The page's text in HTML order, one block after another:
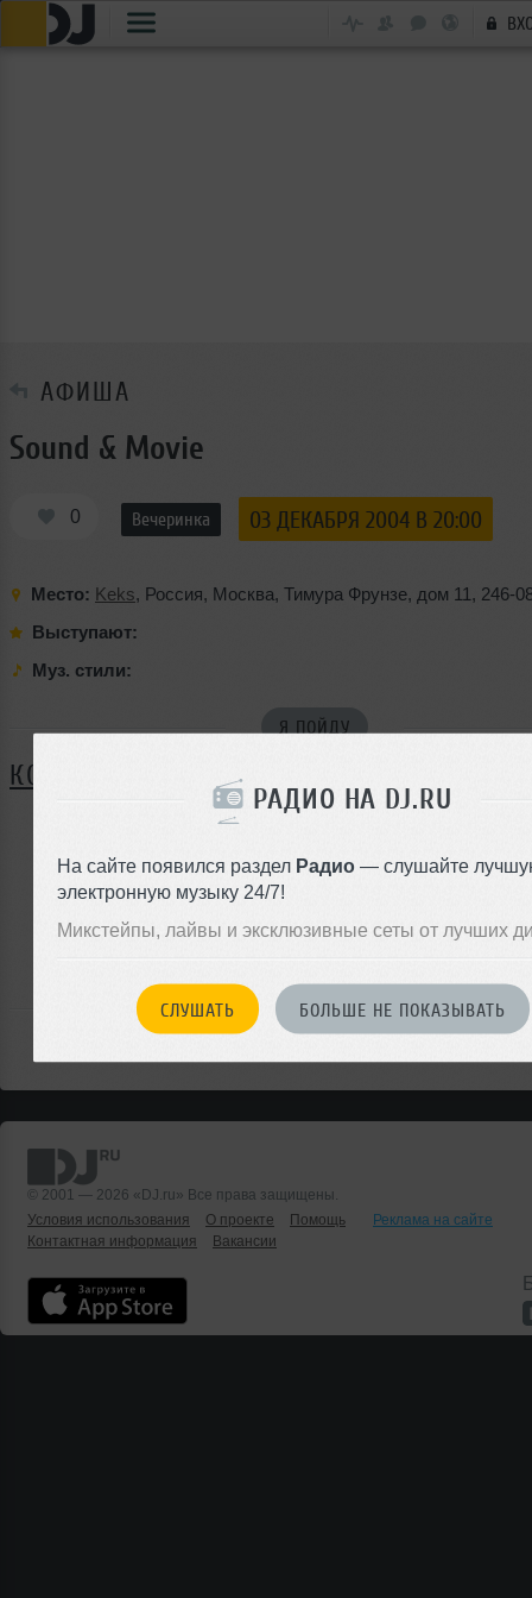
РАДИО НА DJ.RU
На сайте появился раздел Радио — слушайте
электронную музыку 24/7!
Микстейпы, лайвы и эксклюзивные сеты от лучших
СЛУШАТЬ БОЛЬШЕ НЕ ПОКАЗЫВАТЬ
АФИША
Sound & Movie
0 Вечеринка 03 ДЕКАБРЯ 2004 В 20:00
Место: Keks, Россия, Москва, Тимура Фрунзе, дом 11 , 246-
Выступают:
Муз. стили:
Я ПОЙДУ
КОММЕНТАРИИ
ЗАРЕГИСТРИРУЙТЕСЬ
войдите на сайт
© 2001 — 2026 «DJ.ru» Все права защищены.
Условия использования
О проекте Помощь
Реклама на сайте
Контактная информация
Вакансии